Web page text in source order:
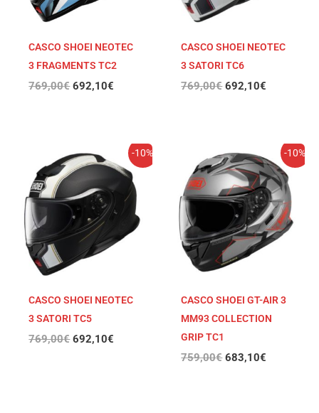
CASCO SHOEI NEOTEC
3 FRAGMENTS TC2
769,00€ 692,10€
CASCO SHOEI NEOTEC
3 SATORI TC6
769,00€ 692,10€
-10%
CASCO SHOEI NEOTEC
3 SATORI TC5
769,00€
precio
original
era:
769,00€.
692,10€
precio
actual
es:
692,10€.
-10%
CASCO SHOEI GT-AIR 3
MM93 COLLECTION
GRIP TC1
759,00€
precio
original
era:
759,00€.
683,10€
precio
actual
es:
683,10€.